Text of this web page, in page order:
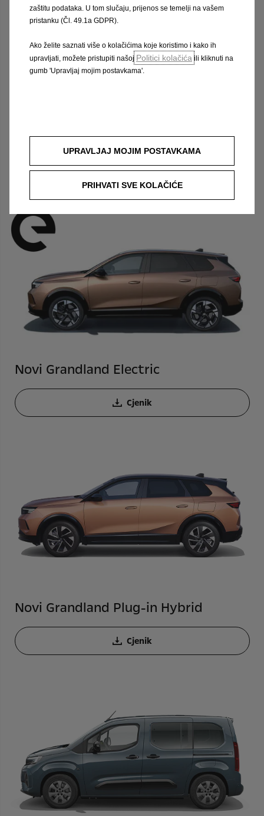
Cjenik
Novi Grandland Electric
Cjenik
Novi Grandland Plug-in Hybrid
Cjenik
zaštitu podataka. U tom slučaju, prijenos se temelji na vašem
pristanku (Čl. 49.1a GDPR).
Ako želite saznati više o kolačićima koje koristimo i kako ih
upravljati, možete pristupiti našoj Politici kolačića ili kliknuti na
gumb 'Upravljaj mojim postavkama'.
UPRAVLJAJ MOJIM POSTAVKAMA
PRIHVATI SVE KOLAČIĆE